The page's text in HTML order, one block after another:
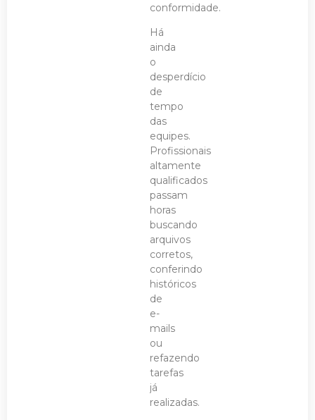
conformidade.
Há
ainda
o
desperdício
de
tempo
das
equipes.
Profissionais
altamente
qualificados
passam
horas
buscando
arquivos
corretos,
conferindo
históricos
de
e-
mails
ou
refazendo
tarefas
já
realizadas.